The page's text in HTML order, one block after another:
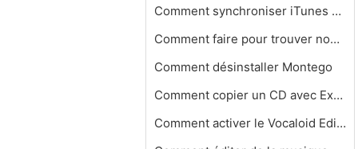
Comment synchroniser iTunes avec deu…
Comment faire pour trouver non radio…
Comment désinstaller Montego
Comment copier un CD avec Exact Audi…
Comment activer le Vocaloid Editor